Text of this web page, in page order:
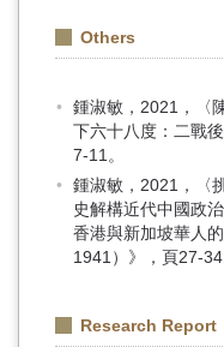
Others
鍾淑敏，2021，〈
下六十八度：二戰
7-11。
鍾淑敏，2021，〈
史解構近代中國政
香港與新加坡華人
1941）》，頁27-34
Research Report